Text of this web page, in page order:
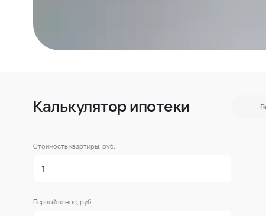
Калькулятор ипотеки
Стоимость квартиры, руб.
Первый взнос, руб.